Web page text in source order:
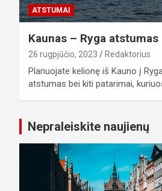
ATSTUMAI
Kaunas – Ryga atstumas
26 rugpjūčio, 2023 Redaktorius
Planuojate kelionę iš Kauno į
atstumas bei kiti patarimai,
Nepraleiskite naujienų